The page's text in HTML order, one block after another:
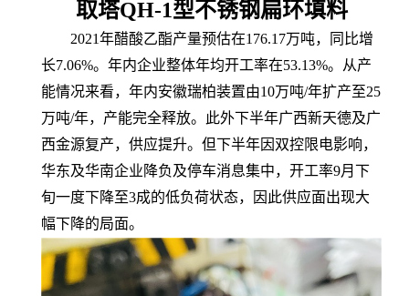
取塔QH-1型不锈钢扁环填料
2021年醋酸乙酯产量预估在176.17万吨，同比增
长7.06%。年内企业整体年均开工率在53.13%。从产
能情况来看，年内安徽瑞柏装置由10万吨/年扩产至25
万吨/年，产能完全释放。此外下半年广西新天德及广
西金源复产，供应提升。但下半年因双控限电影响，
华东及华南企业降负及停车消息集中，开工率9月下
旬一度下降至3成的低负荷状态，因此供应面出现大
幅下降的局面。